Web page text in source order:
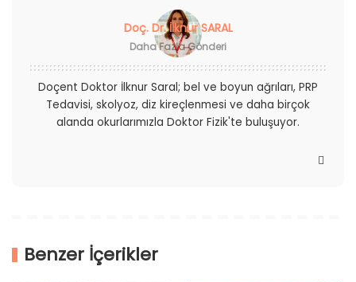
Doç. Dr. İlknur SARAL
Daha Fazla Gönderi
Doçent Doktor İlknur Saral; bel ve boyun ağrıları, PRP
Tedavisi, skolyoz, diz kireçlenmesi ve daha birçok
alanda okurlarımızla Doktor Fizik'te buluşuyor.
Benzer İçerikler